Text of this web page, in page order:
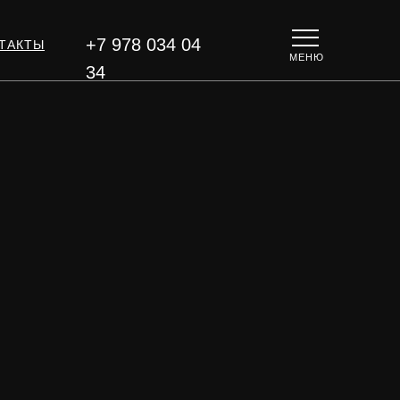
МЕНЮ
+7 978 034 04
34